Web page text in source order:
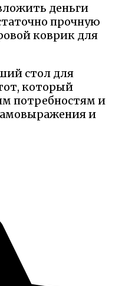
деньги
прочную
коврик для
стол для
который
потребностям и
и